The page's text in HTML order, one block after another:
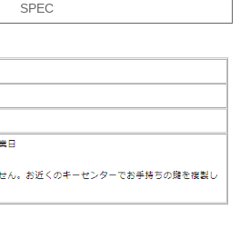
SPEC